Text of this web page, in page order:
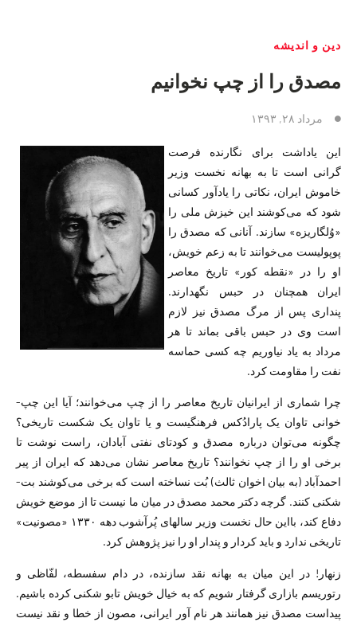
دین و اندیشه
مصدق را از چپ نخوانیم
مرداد ۲۸, ۱۳۹۳
این یاداشت برای نگارنده فرصت
گرانی است تا به بهانه نخست وزیر
خاموش ایران، نکاتی را یادآور کسانی
شود که می‌کوشند این خیزش ملی را
«وُلگاریزه» سازند. آنانی که مصدق را
پوپولیست می‌­خوانند تا به زعم خویش،
او را در «نقطه کور» تاریخ معاصر
ایران هم­چنان در حبس نگهدارند.
پنداری پس از مرگ مصدق نیز لازم
است وی در حبس باقی بماند تا هر
مرداد به یاد نیاوریم چه کسی حماسه
نفت را مقاومت کرد.
چرا شماری از ایرانیان تاریخ معاصر را از چپ می‌خوانند؛ آیا این چپ­
خوانی تاوان یک پارادُکس فرهنگی­ست و یا تاوان یک شکست تاریخی؟
چگونه می‌­توان درباره مصدق و کودتای نفتی آبادان، راست نوشت تا
برخی او را از چپ نخوانند؟ تاریخ معاصر نشان می‌­دهد که ایران از پیر
احمدآباد (به بیان اخوان ثالث) بُت نساخته­ است که برخی می‌­کوشند بت­
شکنی کنند. گرچه دکتر محمد مصدق در میان ما نیست تا از موضع خویش
دفاع کند، بااین حال نخست وزیر سال­های پُرآشوب دهه ۱۳۳۰ «مصونیت»
تاریخی ندارد و باید کردار و پندار او را نیز پژوهش کرد.
زنهار! در این میان به بهانه نقد سازنده، در دام سفسطه، لفّاظی و
رتوریسم بازاری گرفتار شویم که به خیال خویش تابو شکنی کرده باشیم.
پیداست مصدق نیز همانند هر نام ­آور ایرانی، مصون از خطا و نقد نیست